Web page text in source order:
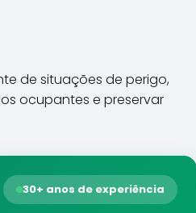
de situações de perigo,
ocupantes e preservar
30+ anos de experiência